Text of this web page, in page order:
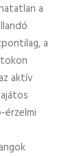
a
a
aktív
érzelmi